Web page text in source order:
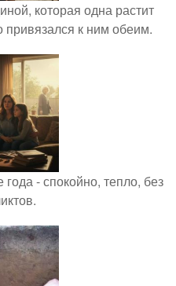
которая одна растит
привязался к ним обеим.
- спокойно, тепло, без